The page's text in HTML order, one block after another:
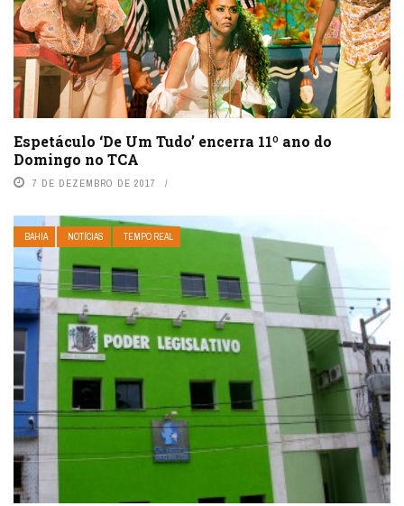
Espetáculo ‘De Um Tudo’ encerra 11º ano do
Domingo no TCA
7 DE DEZEMBRO DE 2017
BAHIA NOTÍCIAS TEMPO REAL